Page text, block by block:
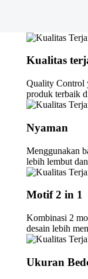
Kualitas
Quality Control
produk terbaik
Nyaman
Menggunakan
lebih lembut
Motif 2 in 1
Kombinasi 2
desain lebih
Ukuran